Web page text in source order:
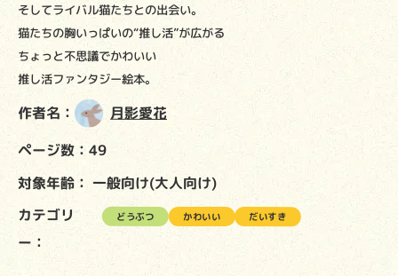
そしてライバル猫たちとの出会い。
猫たちの胸いっぱいの“推し活”が広がる
ちょっと不思議でかわいい
推し活ファンタジー絵本。
作者名： 月影愛花
ページ数：49
対象年齢： 一般向け(大人向け)
カテゴリ
ー：
どうぶつ かわいい だいすき